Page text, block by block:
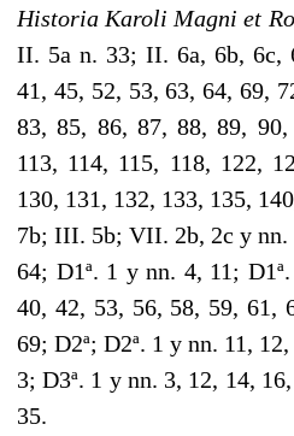
Historia Karoli Magni et
II. 5a n. 33; II. 6a, 6b, 6c,
41, 45, 52, 53, 63, 64, 69,
83, 85, 86, 87, 88, 89,
113, 114, 115, 118, 122,
130, 131, 132, 133, 135,
7b; III. 5b; VII. 2b, 2c y
64; D1ª. 1 y nn. 4, 11;
40, 42, 53, 56, 58, 59, 61,
69; D2ª; D2ª. 1 y nn. 11,
3; D3ª. 1 y nn. 3, 12, 14,
35.